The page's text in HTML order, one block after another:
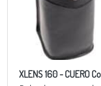
XLENS 160 - CUERO